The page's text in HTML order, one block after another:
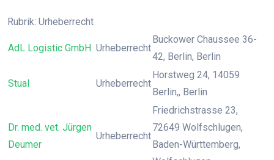
Rubrik: Urheberrecht
AdL Logistic GmbH Urheberrecht
Buckower Chaussee 36-
42, Berlin, Berlin
Stual Urheberrecht
Horstweg 24, 14059
Berlin,, Berlin
Dr. med. vet. Jürgen
Deumer
Urheberrecht
Friedrichstrasse 23,
72649 Wolfschlugen,
Baden-Württemberg,